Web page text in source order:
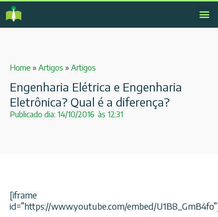
Home » Artigos » Artigos
Engenharia Elétrica e Engenharia
Eletrônica? Qual é a diferença?
Publicado dia: 14/10/2016 às 12:31
[iframe
id=”https://www.youtube.com/embed/